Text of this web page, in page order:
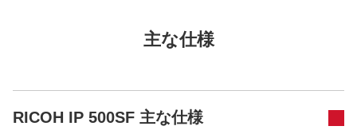
主な仕様
RICOH IP 500SF 主な仕様